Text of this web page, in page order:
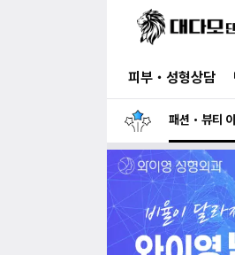
피부・성형상담
패션・뷰티